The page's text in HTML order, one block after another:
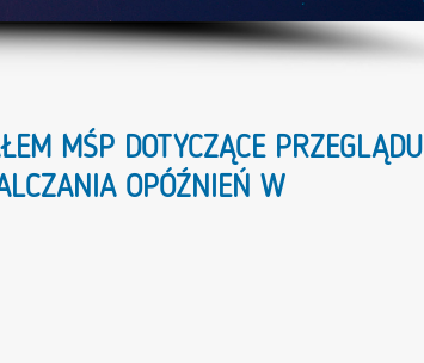
MŚP DOTYCZĄCE PRZEGLĄDU
OPÓŹNIEŃ W